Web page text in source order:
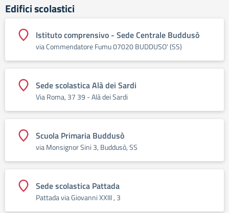
Edifici scolastici
Istituto comprensivo - Sede Centrale Buddusò
via Commendatore Fumu 07020 BUDDUSO' (SS)
Sede scolastica Alà dei Sardi
Via Roma, 37 39 - Alà dei Sardi
Scuola Primaria Buddusò
via Monsignor Sini 3, Buddusò, SS
Sede scolastica Pattada
Pattada via Giovanni XXIII , 3